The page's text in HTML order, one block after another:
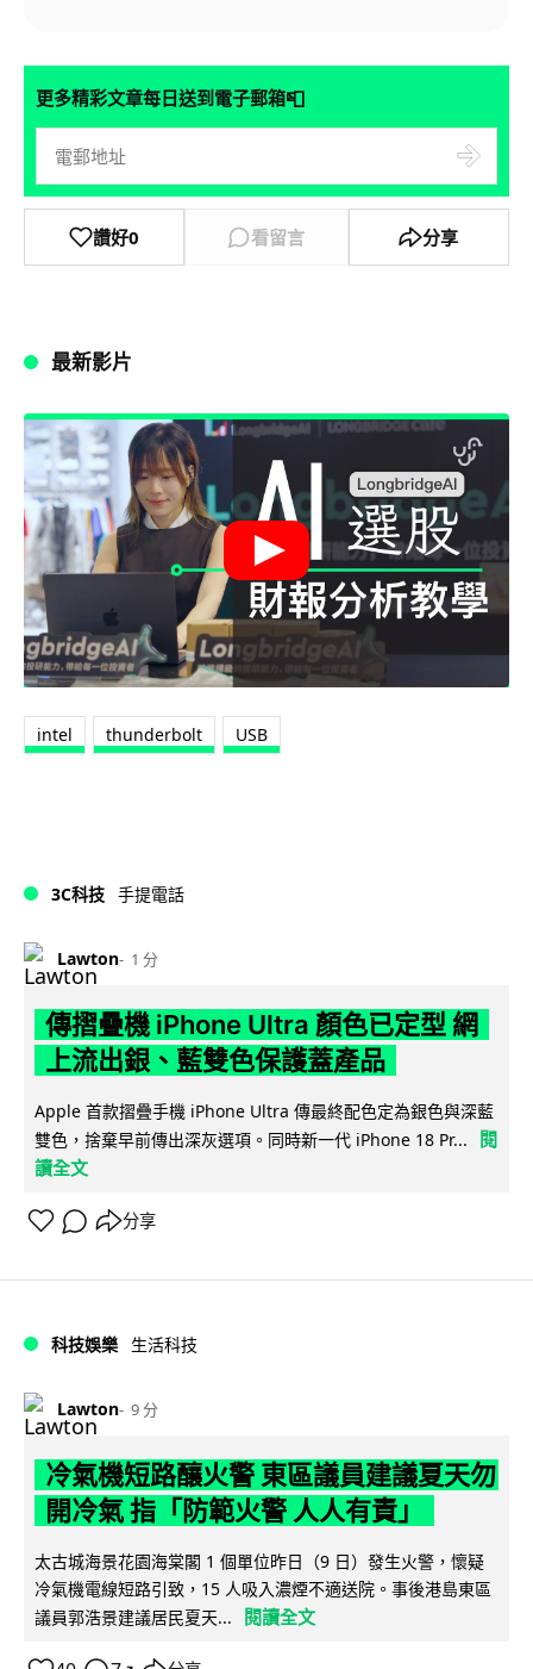
更多精彩文章每日送到電子郵箱📮
讚好0 看留言 分享
最新影片
intel thunderbolt USB
3C科技 手提電話
Lawton 1 分
傳摺疊機 iPhone Ultra 顏色已定型 網
上流出銀、藍雙色保護蓋產品
Apple 首款摺疊手機 iPhone Ultra 傳最終配色定為銀色與深藍
雙色，捨棄早前傳出深灰選項。同時新一代 iPhone 18 Pr...
閱
讀全文
分享
科技娛樂 生活科技
Lawton 9 分
冷氣機短路釀火警 東區議員建議夏天勿
開冷氣 指「防範火警 人人有責」
太古城海景花園海棠閣 1 個單位昨日（9 日）發生火警，懷疑
冷氣機電線短路引致，15 人吸入濃煙不適送院。事後港島東區
議員郭浩景建議居民夏天...
閱讀全文